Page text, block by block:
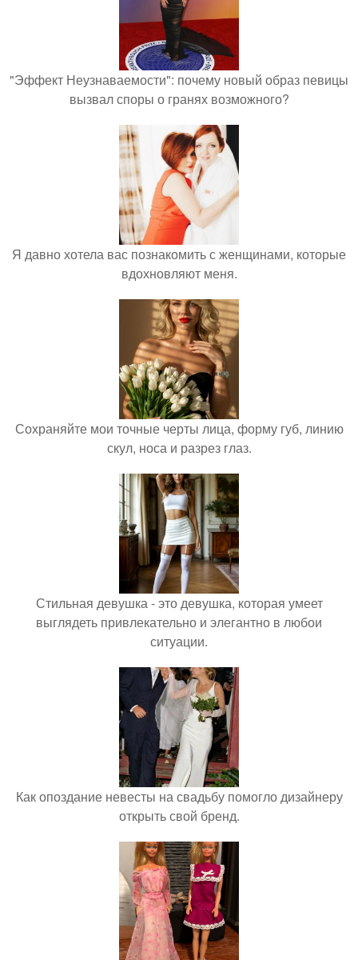
"Эффект Неузнаваемости": почему новый образ певицы
вызвал споры о гранях возможного?
Я давно хотела вас познакомить с женщинами, которые
вдохновляют меня.
Сохраняйте мои точные черты лица, форму губ, линию
скул, носа и разрез глаз.
Стильная девушка - это девушка, которая умеет
выглядеть привлекательно и элегантно в любои
ситуации.
Как опоздание невесты на свадьбу помогло дизайнеру
открыть свой бренд.